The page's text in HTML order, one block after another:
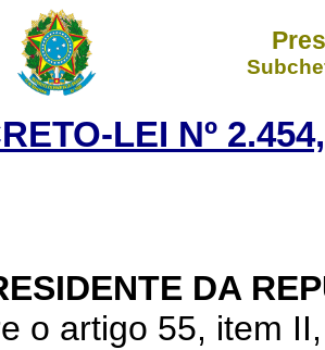
LEI Nº
DA
o artigo 55, item